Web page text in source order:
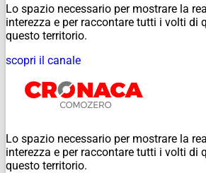
Lo spazio necessario per mostrare la
interezza e per raccontare tutti i volti di
questo territorio.
scopri il canale
Lo spazio necessario per mostrare la
interezza e per raccontare tutti i volti di
questo territorio.